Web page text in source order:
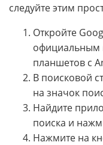
следуйте этим
Откройте
официальным
планшетов с
В поисковой
на значок
Найдите
поиска и
Нажмите на